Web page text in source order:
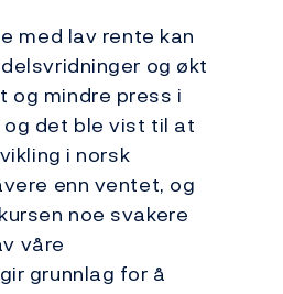
med lav rente kan
og økt
og mindre press i
og det ble vist til at
i norsk
enn ventet, og
noe svakere
våre
grunnlag for å